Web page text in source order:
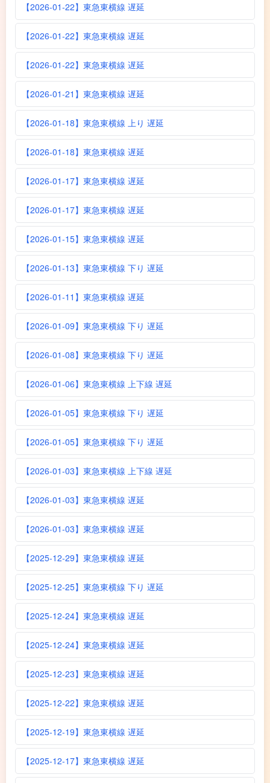
【2026-01-22】東急東横線 遅延
【2026-01-22】東急東横線 遅延
【2026-01-22】東急東横線 遅延
【2026-01-21】東急東横線 遅延
【2026-01-18】東急東横線 上り 遅延
【2026-01-18】東急東横線 遅延
【2026-01-17】東急東横線 遅延
【2026-01-17】東急東横線 遅延
【2026-01-15】東急東横線 遅延
【2026-01-13】東急東横線 下り 遅延
【2026-01-11】東急東横線 遅延
【2026-01-09】東急東横線 下り 遅延
【2026-01-08】東急東横線 下り 遅延
【2026-01-06】東急東横線 上下線 遅延
【2026-01-05】東急東横線 下り 遅延
【2026-01-05】東急東横線 下り 遅延
【2026-01-03】東急東横線 上下線 遅延
【2026-01-03】東急東横線 遅延
【2026-01-03】東急東横線 遅延
【2025-12-29】東急東横線 遅延
【2025-12-25】東急東横線 下り 遅延
【2025-12-24】東急東横線 遅延
【2025-12-24】東急東横線 遅延
【2025-12-23】東急東横線 遅延
【2025-12-22】東急東横線 遅延
【2025-12-19】東急東横線 遅延
【2025-12-17】東急東横線 遅延